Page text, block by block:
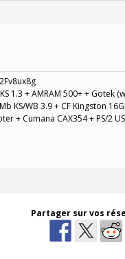
1.3 + AMRAM 500+ + Gotek
KS/WB 3.9 + CF Kingston
+ Cumana CAX354 + PS/2
Partager sur vos